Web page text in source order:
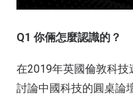
Q1 你倆怎麼認識的？
在2019年英國倫敦科技
討論中國科技的圓桌論